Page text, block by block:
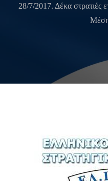
28/7/2017. Δέκα στρατιές